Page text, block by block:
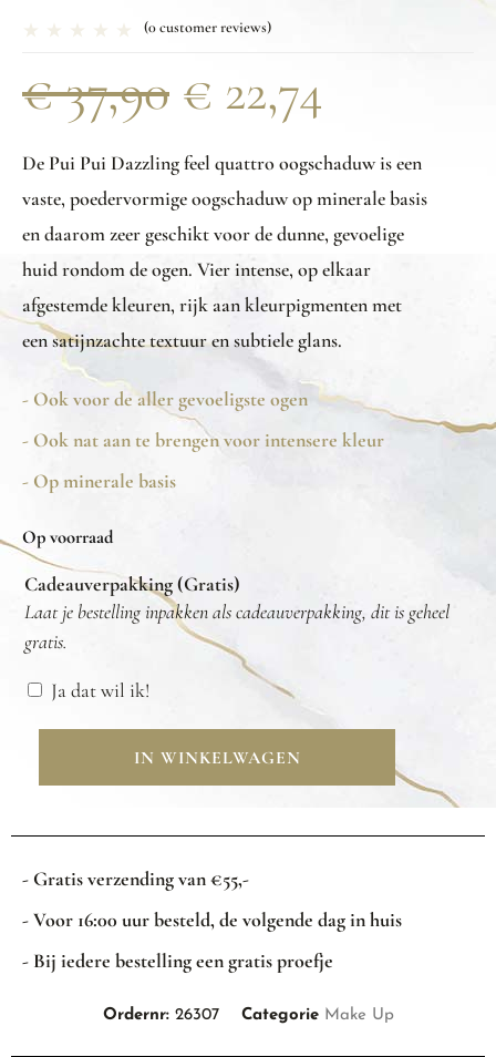
(0customer reviews)
€37,90 € 22,74
De Pui Pui Dazzling feel quattro oogschaduw is een
vaste, poedervormige oogschaduw op minerale basis
en daarom zeer geschikt voor de dunne, gevoelige
huid rondom de ogen. Vier intense, op elkaar
afgestemde kleuren, rijk aan kleurpigmenten met
een satijnzachte textuur en subtiele glans.
- Ook voor de aller gevoeligste ogen
- Ook nat aan te brengen voor intensere kleur
- Op minerale basis
Op voorraad
Cadeauverpakking (Gratis)
Laat je bestelling inpakken als cadeauverpakking, dit is geheel
gratis.
Ja dat wil ik!
IN WINKELWAGEN
- Gratis verzending van €55,-
- Voor 16:00 uur besteld, de volgende dag in huis
- Bij iedere bestelling een gratis proefje
Ordernr: 26307 Categorie Make Up